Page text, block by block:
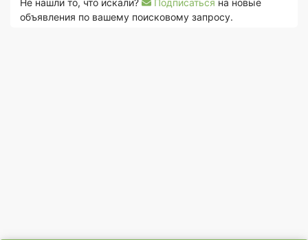
Не нашли то, что искали? Подписаться на новые
объявления по вашему поисковому запросу.